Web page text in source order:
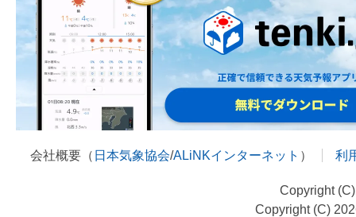
会社概要（ 日本気象協会/ALiNKインターネット ） 利
Copyright
Copyright (C)